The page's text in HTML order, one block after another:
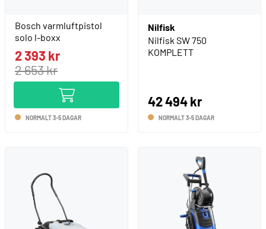
Bosch varmluftpistol
solo l-boxx
2 393 kr
2 653 kr
NORMALT 3-5 DAGAR
Nilfisk
Nilfisk SW 750
KOMPLETT
42 494 kr
NORMALT 3-5 DAGAR